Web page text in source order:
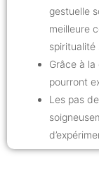
gestuelle
meilleure
spiritualité
Grâce à
pourront
Les pas